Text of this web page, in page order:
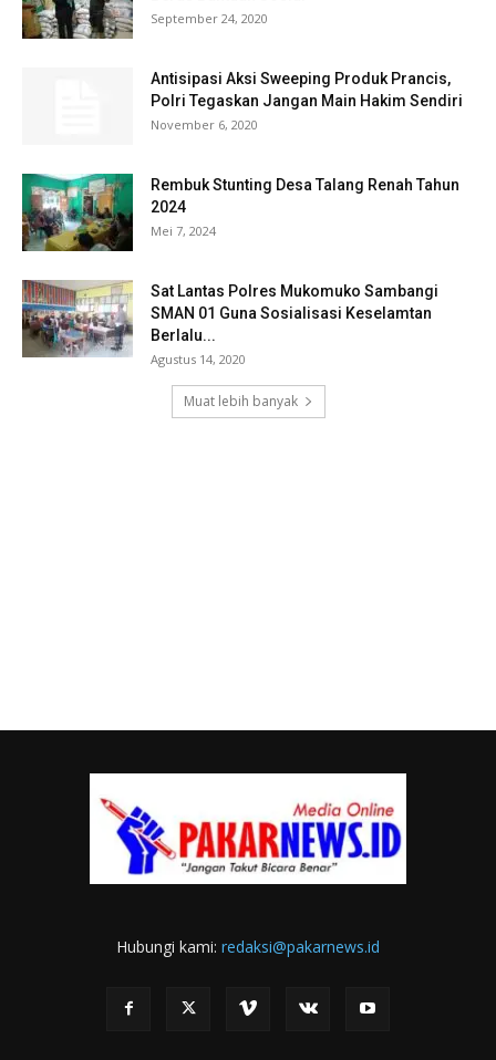
September 24, 2020
Antisipasi Aksi Sweeping Produk Prancis,
Polri Tegaskan Jangan Main Hakim Sendiri
November 6, 2020
Rembuk Stunting Desa Talang Renah Tahun
2024
Mei 7, 2024
Sat Lantas Polres Mukomuko Sambangi
SMAN 01 Guna Sosialisasi Keselamtan
Berlalu...
Agustus 14, 2020
Muat lebih banyak
Hubungi kami: redaksi@pakarnews.id